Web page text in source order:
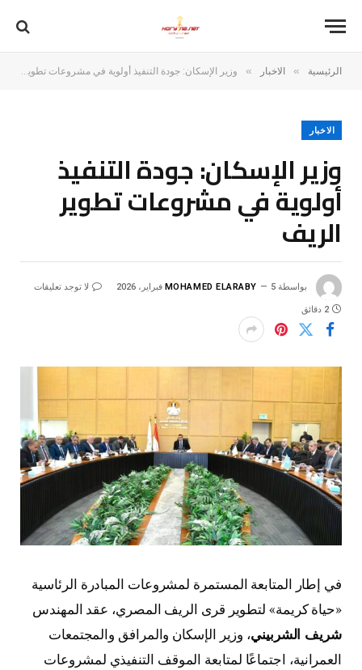
الرئيسية » الاخبار » وزير الإسكان: جودة التنفيذ أولوية في مشروعات تطوير الريف
الاخبار
وزير الإسكان: جودة التنفيذ
أولوية في مشروعات تطوير
الريف
بواسطة MOHAMED ELARABY 5 فبراير، 2026 لا توجد تعليقات
2 دقائق
في إطار المتابعة المستمرة لمشروعات المبادرة الرئاسية
«حياة كريمة» لتطوير قرى الريف المصري، عقد المهندس
شريف الشربيني، وزير الإسكان والمرافق والمجتمعات
العمرانية، اجتماعًا لمتابعة الموقف التنفيذي لمشروعات